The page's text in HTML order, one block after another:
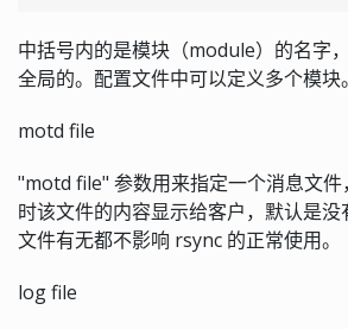
中括号内的是模块（module）的名字
全局的。配置文件中可以定义多个模块。
motd file
"motd file" 参数用来指定一个消息文
时该文件的内容显示给客户，默认是
文件有无都不影响 rsync 的正常使用。
log file